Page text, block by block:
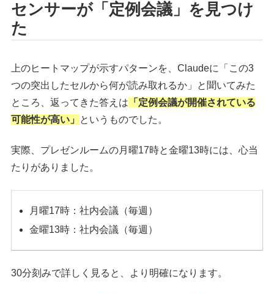
センサーが「定例会議」を見つけ
た
上のヒートマップが示すパターンを、Claudeに「この3
つの突出したセルから何が読み取れるか」と聞いてみた
ところ、返ってきた答えは 「定例会議が開催されている
可能性が高い」
というものでした。
実際、プレゼンルームの月曜17時と金曜13時には、心当
たりがありました。
月曜17時：社内会議（毎週）
金曜13時：社内会議（毎週）
30分刻みで詳しく見ると、より明確になります。